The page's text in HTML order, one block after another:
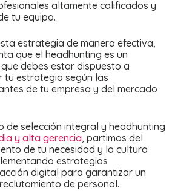
altamente calificados y
tu equipo.
estrategia de manera efectiva,
que el headhunting es un
debes estar dispuesto a
estrategia según las
de tu empresa y del mercado
de selección integral y headhunting
y alta gerencia, partimos del
de tu necesidad y la cultura
estrategias
digital para garantizar un
de personal.